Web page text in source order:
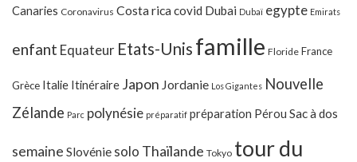
Canaries Coronavirus Costa ricacovid Dubai Dubaï egypte Emirats
enfant Equateur Etats-Unis famille Floride France
Grèce Italie Itinéraire Japon Jordanie Los Gigantes Nouvelle
Zélande Parc polynésie préparatif préparation Pérou Sac à dos
semaine Slovénie solo Thaïlande Tokyo tour du